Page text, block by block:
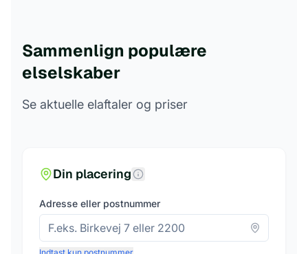
Sammenlign populære
elselskaber
Se aktuelle elaftaler og priser
Din placering
Adresse eller postnummer